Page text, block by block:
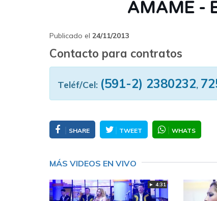
AMAME -
Publicado el 24/11/2013
Contacto para contratos
Teléf/Cel: (591-2) 2380232,
SHARE TWEET WHATS
MÁS VIDEOS EN VIVO
► 4:31